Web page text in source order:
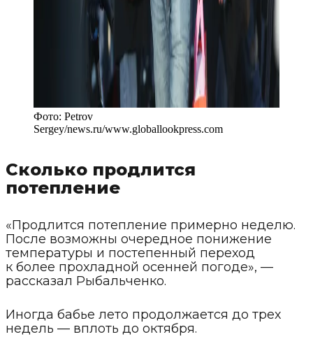
Фото: Petrov
Sergey/news.ru/www.globallookpress.com
Сколько продлится
потепление
«Продлится потепление примерно неделю.
После возможны очередное понижение
температуры и постепенный переход
к более прохладной осенней погоде», —
рассказал Рыбальченко.
Иногда бабье лето продолжается до трех
недель — вплоть до октября.